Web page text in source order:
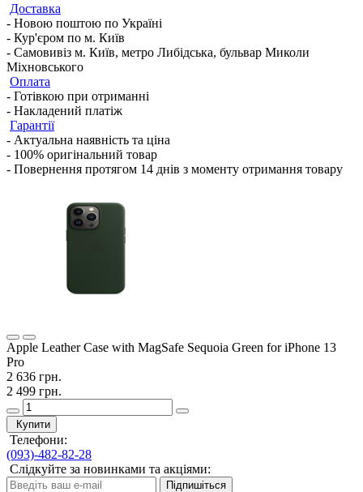
Доставка
- Новою поштою по Україні
- Кур'єром по м. Київ
- Самовивіз м. Київ, метро Либідська, бульвар Миколи
Міхновського
Оплата
- Готівкою при отриманні
- Накладений платіж
Гарантії
- Актуальна наявність та ціна
- 100% оригінальний товар
- Повернення протягом 14 днів з моменту отримання товару
Apple Leather Case with MagSafe Sequoia Green for iPhone 13
Pro
2 636 грн.
2 499 грн.
Купити
Телефони:
(093)-482-82-28
Слідкуйте за новинками та акціями:
Підпишіться